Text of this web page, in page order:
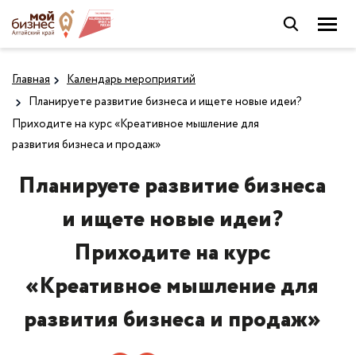
Главная
Календарь мероприятий
Планируете развитие бизнеса и ищете новые идеи?
Приходите на курс «Креативное мышление для
развития бизнеса и продаж»
Планируете развитие бизнеса
и ищете новые идеи?
Приходите на курс
«Креативное мышление для
развития бизнеса и продаж»